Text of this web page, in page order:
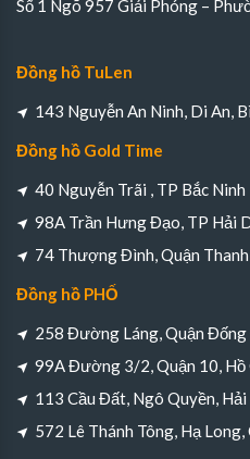
Số 1 Ngõ 957 Giải Phóng –
Đồng hồ TuLen
143 Nguyễn An Ninh, Di An,
Đồng hồ Gold Time
40 Nguyễn Trãi , TP Bắc Ninh
98A Trần Hưng Đạo, TP Hải
74 Thượng Đình, Quận Thanh
Đồng hồ PHỐ
258 Đường Láng, Quận Đống
99A Đường 3/2, Quận 10, Hồ
113 Cầu Đất, Ngô Quyền,
572 Lê Thánh Tông, Hạ Long,